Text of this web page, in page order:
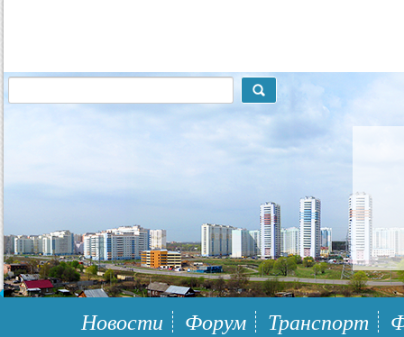
117148, г.Москва, ЮЗАО, муниципальный район Южное Бутово
Новости Форум Транспорт